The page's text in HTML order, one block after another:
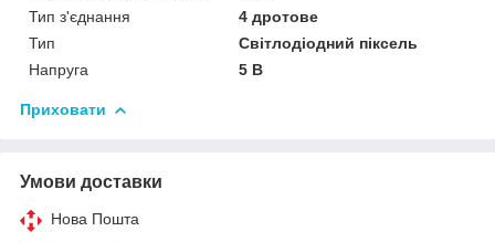
Тип з'єднання
4 дротове
Тип
Світлодіодний піксель
Напруга
5 В
Приховати
Умови доставки
Нова Пошта